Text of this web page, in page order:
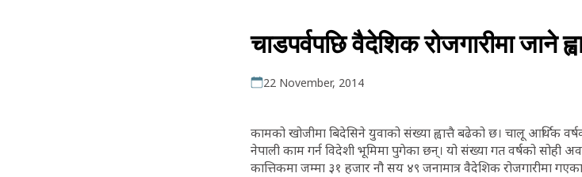
चाडपर्वपछि वैदेशिक रोजगारीमा जाने
22 November, 2014
कामको खोजीमा बिदेसिने युवाको संख्या ह्वात्तै बढेको छ। चालू आर्थिक
नेपाली काम गर्न विदेशी भूमिमा पुगेका छन्। यो संख्या गत वर्षको सोही
कात्तिकमा जम्मा ३१ हजार नौ सय ४९ जनामात्र वैदेशिक रोजगारीमा